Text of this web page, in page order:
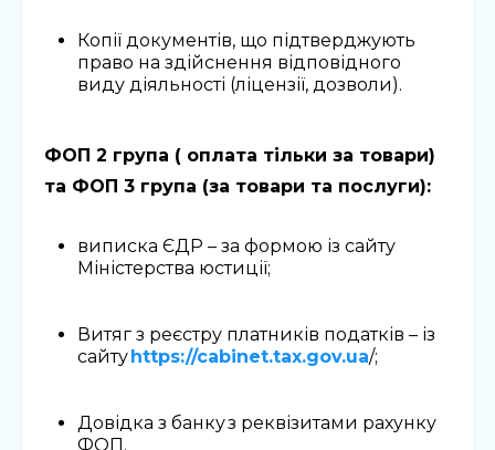
Копії документів, що підтверджують
право на здійснення відповідного
виду діяльності (ліцензії, дозволи).
ФОП 2 група ( оплата тільки за товари)
та ФОП 3 група (за товари та послуги):
виписка ЄДР – за формою із сайту
Міністерства юстиції;
Витяг з реєстру платників податків – із
сайтуhttps://cabinet.tax.gov.ua/;
Довідка з банкуз реквізитами рахунку
ФОП.